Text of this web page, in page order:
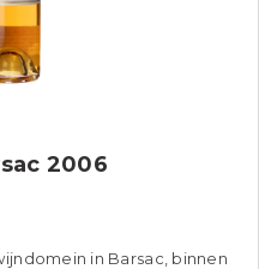
2006
in Barsac, binnen